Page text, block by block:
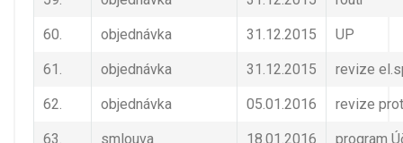
60. objednávka 31.12.2015 UP
61. objednávka 31.12.2015 revize
62. objednávka 05.01.2016 revize
63. smlouva 18.01.2016 program